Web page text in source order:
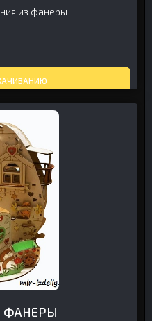
из фанеры
ФАНЕРЫ